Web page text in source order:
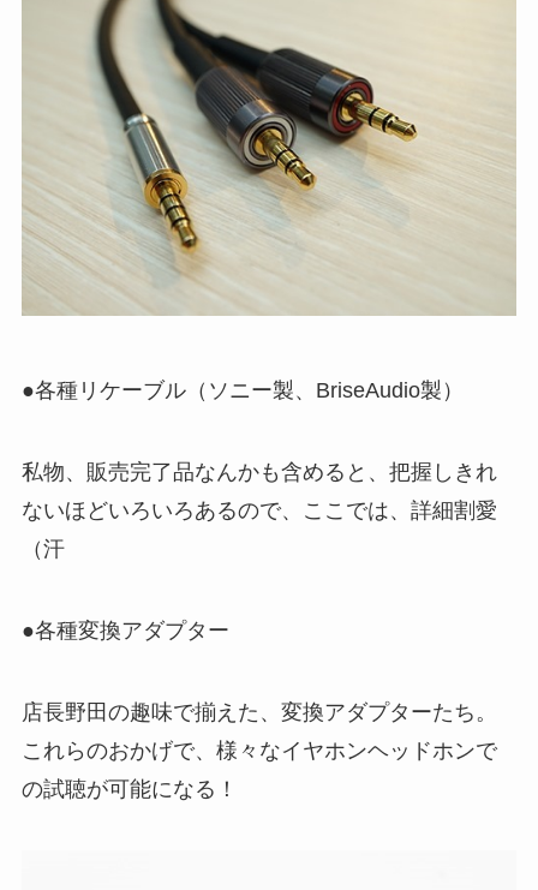
●各種リケーブル（ソニー製、BriseAudio製）
私物、販売完了品なんかも含めると、把握しきれ
ないほどいろいろあるので、ここでは、詳細割愛
（汗
●各種変換アダプター
店長野田の趣味で揃えた、変換アダプターたち。
これらのおかげで、様々なイヤホンヘッドホンで
の試聴が可能になる！